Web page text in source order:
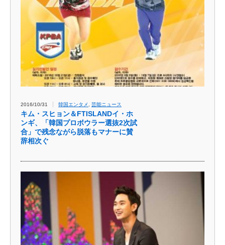
2016/10/31 韓国エンタメ 芸能ニュース
キム・スヒョン＆FTISLANDイ・ホ
ンギ、「韓国プロボウラー選抜2次試
合」で残念ながら脱落もマナーに賛
辞相次ぐ